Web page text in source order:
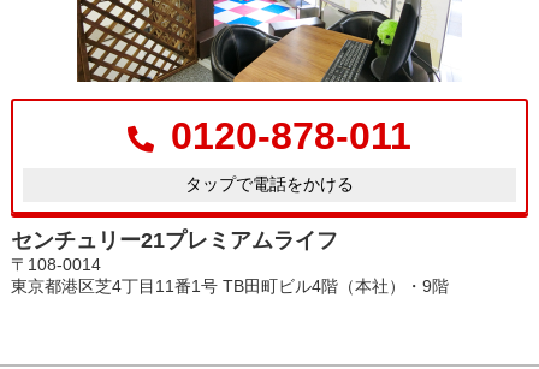
0120-878-011
タップで電話をかける
センチュリー21プレミアムライフ
〒108-0014
東京都港区芝4丁目11番1号 TB田町ビル4階（本社）・9階